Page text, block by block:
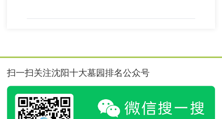
扫一扫关注沈阳十大墓园排名公众号